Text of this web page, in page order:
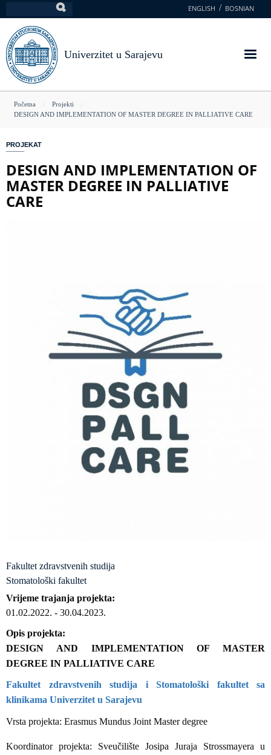
na
glavni
sadržaj
ENGLISH BOSNIAN
Univerzitet u Sarajevu
You
here
Početna
Projekti
DESIGN AND IMPLEMENTATION OF MASTER DEGREE IN PALLIATIVE CARE
PROJEKAT
DESIGN AND IMPLEMENTATION OF
MASTER DEGREE IN PALLIATIVE
CARE
Fakultet zdravstvenih studija
Stomatološki fakultet
Vrijeme trajanja projekta
01.02.2022. - 30.04.2023.
Opis projekta
DESIGN AND IMPLEMENTATION OF MASTER
DEGREE IN PALLIATIVE CARE
Fakultet zdravstvenih studija i Stomatološki fakultet sa
klinikama Univerzitet u Sarajevu
Vrsta projekta: Erasmus Mundus Joint Master degree
Koordinator projekta: Sveučilište Josipa Juraja Strossmayera u